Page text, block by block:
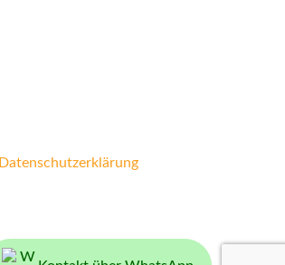
Datenschutzerklärung